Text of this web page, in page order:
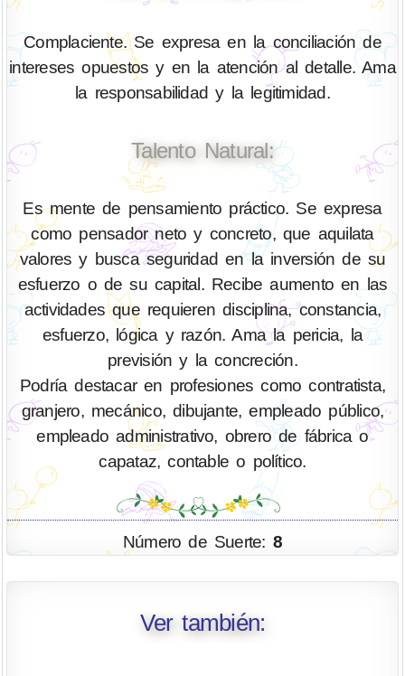
Complaciente. Se expresa en la conciliación de
intereses opuestos y en la atención al detalle. Ama
la responsabilidad y la legitimidad.
Talento Natural:
Es mente de pensamiento práctico. Se expresa
como pensador neto y concreto, que aquilata
valores y busca seguridad en la inversión de su
esfuerzo o de su capital. Recibe aumento en las
actividades que requieren disciplina, constancia,
esfuerzo, lógica y razón. Ama la pericia, la
previsión y la concreción.
Podría destacar en profesiones como contratista,
granjero, mecánico, dibujante, empleado público,
empleado administrativo, obrero de fábrica o
capataz, contable o político.
Número de Suerte: 8
Ver también: